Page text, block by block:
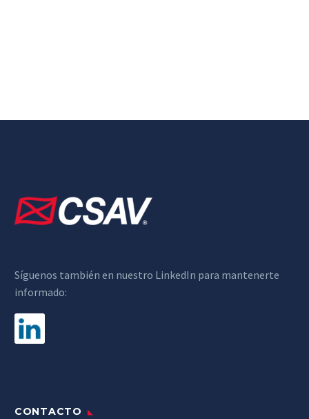
Síguenos también en nuestro LinkedIn para mantenerte
informado:
CONTACTO